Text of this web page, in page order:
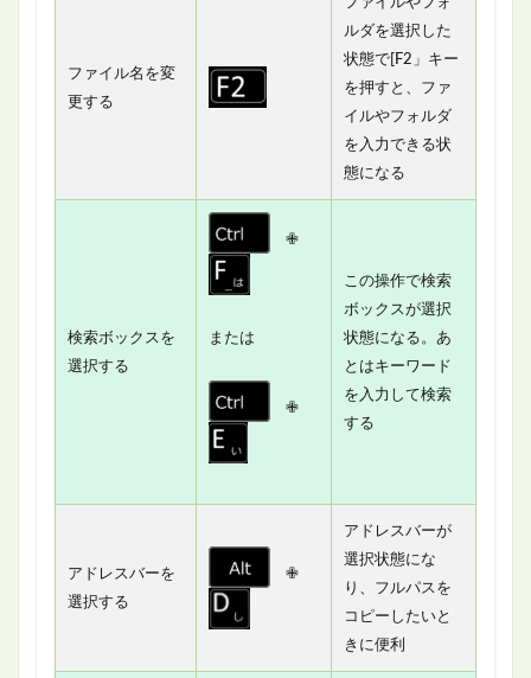
ファイル名を変
更する
ルダを選択した
状態で[F2」キー
を押すと、ファ
イルやフォルダ
を入力できる状
態になる
検索ボックスを
選択する
✙
または
✙
この操作で検索
ボックスが選択
状態になる。あ
とはキーワード
を入力して検索
する
アドレスバーを
選択する
✙
アドレスバーが
選択状態にな
り、フルパスを
コピーしたいと
きに便利